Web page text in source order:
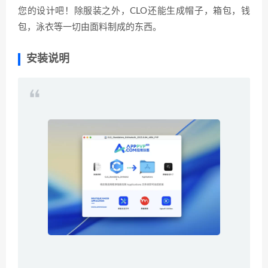
您的设计吧！除服装之外，CLO还能生成帽子，箱包，钱
包，泳衣等一切由面料制成的东西。
安装说明